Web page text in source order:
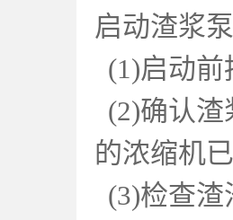
启动渣浆
(1)启动前
(2)确认渣
的浓缩机
(3)检查渣